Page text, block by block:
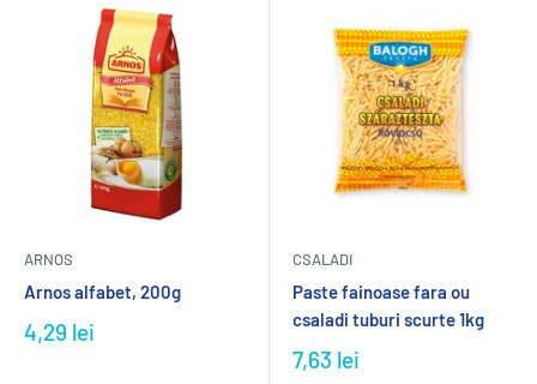
ARNOS
Arnos alfabet, 200g
4,29 lei
CSALADI
Paste fainoase fara ou
csaladi tuburi scurte 1kg
7,63 lei